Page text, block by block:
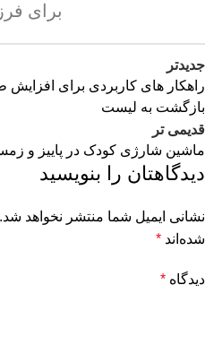
برای
جدیدتر
راهکار های کاربردی برای
بازگشت به لیست
قدیمی تر
ماشین شارژی کودک در پاییز و
دیدگاهتان را بنویسید
نشانی ایمیل شما منتشر نخواهد شد.
شده‌اند *
دیدگاه *